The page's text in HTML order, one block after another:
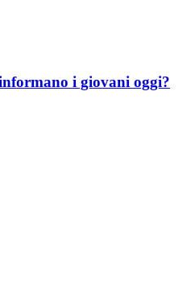
i giovani oggi?